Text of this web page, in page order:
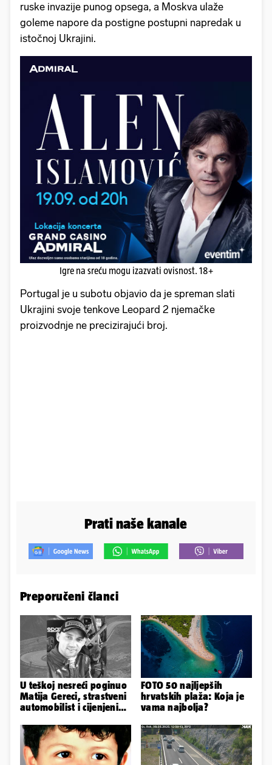
ruske invazije punog opsega, a Moskva ulaže
goleme napore da postigne postupni napredak u
istočnoj Ukrajini.
Igre na sreću mogu izazvati ovisnost. 18+
Portugal je u subotu objavio da je spreman slati
Ukrajini svoje tenkove Leopard 2 njemačke
proizvodnje ne precizirajući broj.
Prati naše kanale
Preporučeni članci
U teškoj nesreći poginuo
Matija Gereci, strastveni
automobilist i cijenjeni
FOTO 50 najljepših
hrvatskih plaža: Koja je
vama najbolja?